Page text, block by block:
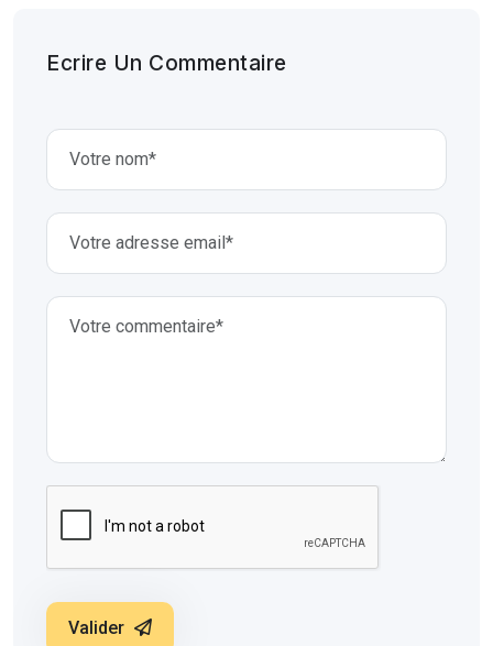
Ecrire Un Commentaire
Valider